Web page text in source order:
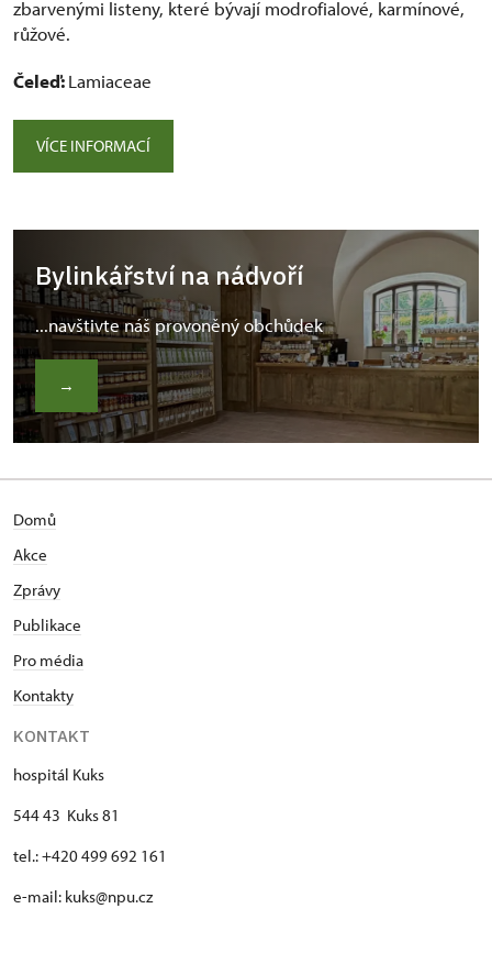
zbarvenými listeny, které bývají modrofialové, karmínové,
růžové.
Čeleď:Lamiaceae
VÍCE INFORMACÍ
Bylinkářství na nádvoří
...navštivte náš provoněný obchůdek
→
Domů
Akce
Zprávy
Publikace
Pro média
Kontakty
KONTAKT
hospitál Kuks
544 43 Kuks 81
tel.: +420 499 692 161
e-mail: kuks@npu.cz